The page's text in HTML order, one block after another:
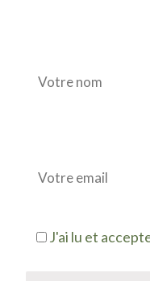
J'ai lu et